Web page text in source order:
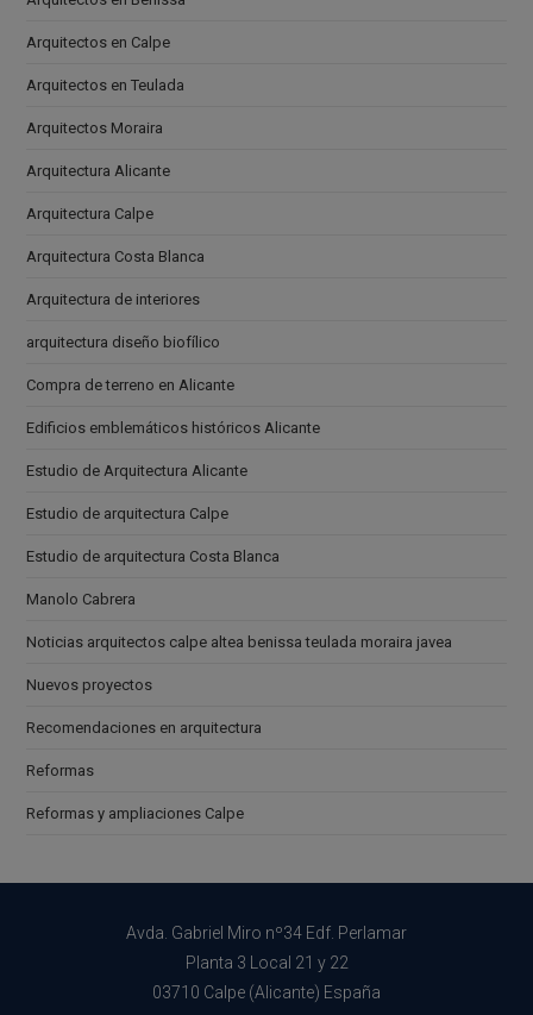
Arquitectos en Calpe
Arquitectos en Teulada
Arquitectos Moraira
Arquitectura Alicante
Arquitectura Calpe
Arquitectura Costa Blanca
Arquitectura de interiores
arquitectura diseño biofílico
Compra de terreno en Alicante
Edificios emblemáticos históricos Alicante
Estudio de Arquitectura Alicante
Estudio de arquitectura Calpe
Estudio de arquitectura Costa Blanca
Manolo Cabrera
Noticias arquitectos calpe altea benissa teulada moraira javea
Nuevos proyectos
Recomendaciones en arquitectura
Reformas
Reformas y ampliaciones Calpe
Avda. Gabriel Miro nº34 Edf. Perlamar
Planta 3 Local 21 y 22
03710 Calpe (Alicante) España